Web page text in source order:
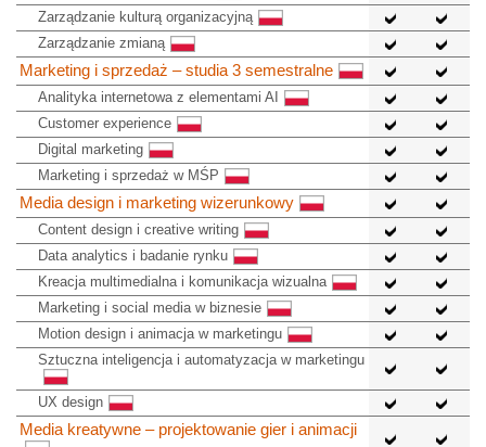
Zarządzanie kulturą organizacyjną
Zarządzanie zmianą
Marketing i sprzedaż – studia 3 semestralne
Analityka internetowa z elementami AI
Customer experience
Digital marketing
Marketing i sprzedaż w MŚP
Media design i marketing wizerunkowy
Content design i creative writing
Data analytics i badanie rynku
Kreacja multimedialna i komunikacja wizualna
Marketing i social media w biznesie
Motion design i animacja w marketingu
Sztuczna inteligencja i automatyzacja w marketingu
UX design
Media kreatywne – projektowanie gier i animacji